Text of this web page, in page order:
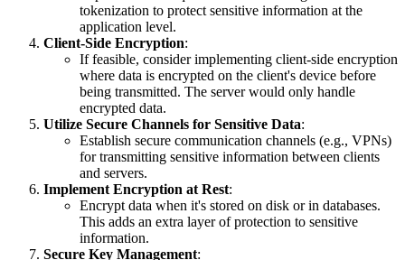
tokenization to protect sensitive information at the
application level.
Client-Side Encryption:
If feasible, consider implementing client-side encryption
where data is encrypted on the client's device before
being transmitted. The server would only handle
encrypted data.
Utilize Secure Channels for Sensitive Data:
Establish secure communication channels (e.g., VPNs)
for transmitting sensitive information between clients
and servers.
Implement Encryption at Rest:
Encrypt data when it's stored on disk or in databases.
This adds an extra layer of protection to sensitive
information.
Secure Key Management: